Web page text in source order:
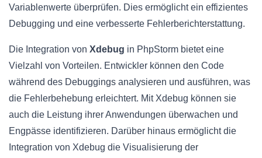
Variablenwerte überprüfen. Dies ermöglicht ein effizientes
Debugging und eine verbesserte Fehlerberichterstattung.
Die Integration von Xdebug in PhpStorm bietet eine
Vielzahl von Vorteilen. Entwickler können den Code
während des Debuggings analysieren und ausführen, was
die Fehlerbehebung erleichtert. Mit Xdebug können sie
auch die Leistung ihrer Anwendungen überwachen und
Engpässe identifizieren. Darüber hinaus ermöglicht die
Integration von Xdebug die Visualisierung der